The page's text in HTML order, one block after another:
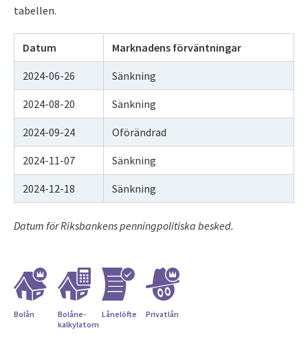
tabellen.
Datum Marknadens förväntningar
2024-06-26 Sänkning
2024-08-20 Sänkning
2024-09-24 Oförändrad
2024-11-07 Sänkning
2024-12-18 Sänkning
Datum för Riksbankens penningpolitiska besked.
Bolån
Bolåne­
kalkylatorn
Lånelöfte Privatlån